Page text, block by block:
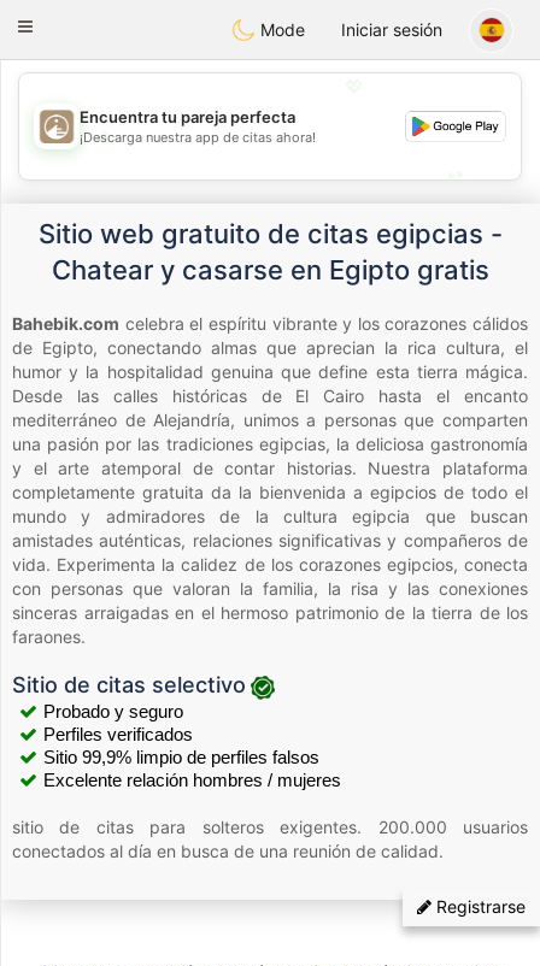
B ahebik
Toggle
Mode Iniciar sesión
💖
💕
Encuentra tu pareja perfecta
¡Descarga nuestra app de citas ahora!
Sitio web gratuito de citas egipcias -
Chatear y casarse en Egipto gratis
Bahebik.com celebra el espíritu vibrante y los corazones cálidos
de Egipto, conectando almas que aprecian la rica cultura, el
humor y la hospitalidad genuina que define esta tierra mágica.
Desde las calles históricas de El Cairo hasta el encanto
mediterráneo de Alejandría, unimos a personas que comparten
una pasión por las tradiciones egipcias, la deliciosa gastronomía
y el arte atemporal de contar historias. Nuestra plataforma
completamente gratuita da la bienvenida a egipcios de todo el
mundo y admiradores de la cultura egipcia que buscan
amistades auténticas, relaciones significativas y compañeros de
vida. Experimenta la calidez de los corazones egipcios, conecta
con personas que valoran la familia, la risa y las conexiones
sinceras arraigadas en el hermoso patrimonio de la tierra de los
faraones.
Sitio de citas selectivo
Probado y seguro
Perfiles verificados
Sitio 99,9% limpio de perfiles falsos
Excelente relación hombres / mujeres
sitio de citas para solteros exigentes. 200.000 usuarios
conectados al día en busca de una reunión de calidad.
Registrarse